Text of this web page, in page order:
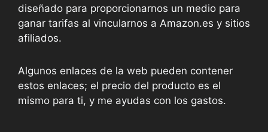
diseñado para proporcionarnos un medio para
ganar tarifas al vincularnos a Amazon.es y sitios
afiliados.
Algunos enlaces de la web pueden contener
estos enlaces; el precio del producto es el
mismo para ti, y me ayudas con los gastos.